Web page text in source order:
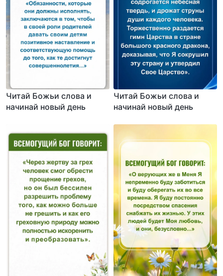
Читай Божьи слова и
начинай новый день
Читай Божьи слова и
начинай новый день